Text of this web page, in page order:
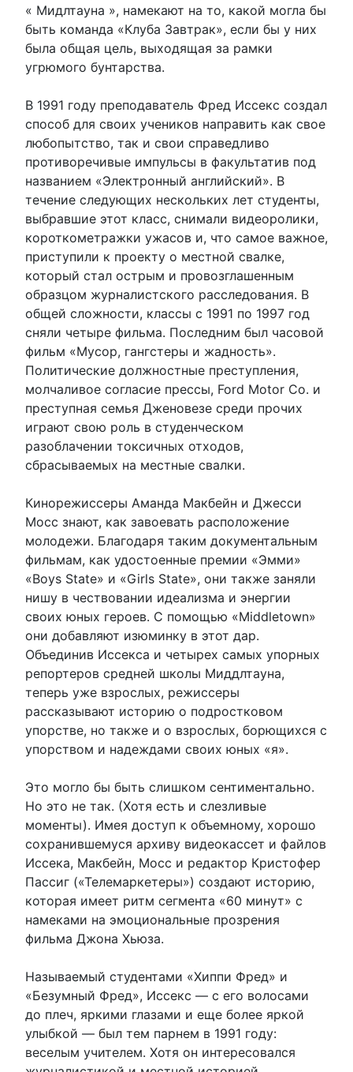
« Мидлтауна », намекают на то, какой могла бы
быть команда «Клуба Завтрак», если бы у них
была общая цель, выходящая за рамки
угрюмого бунтарства.
В 1991 году преподаватель Фред Иссекс создал
способ для своих учеников направить как свое
любопытство, так и свои справедливо
противоречивые импульсы в факультатив под
названием «Электронный английский». В
течение следующих нескольких лет студенты,
выбравшие этот класс, снимали видеоролики,
короткометражки ужасов и, что самое важное,
приступили к проекту о местной свалке,
который стал острым и провозглашенным
образцом журналистского расследования. В
общей сложности, классы с 1991 по 1997 год
сняли четыре фильма. Последним был часовой
фильм «Мусор, гангстеры и жадность».
Политические должностные преступления,
молчаливое согласие прессы, Ford Motor Co. и
преступная семья Дженовезе среди прочих
играют свою роль в студенческом
разоблачении токсичных отходов,
сбрасываемых на местные свалки.
Кинорежиссеры Аманда Макбейн и Джесси
Мосс знают, как завоевать расположение
молодежи. Благодаря таким документальным
фильмам, как удостоенные премии «Эмми»
«Boys State» и «Girls State», они также заняли
нишу в чествовании идеализма и энергии
своих юных героев. С помощью «Middletown»
они добавляют изюминку в этот дар.
Объединив Иссекса и четырех самых упорных
репортеров средней школы Миддлтауна,
теперь уже взрослых, режиссеры
рассказывают историю о подростковом
упорстве, но также и о взрослых, борющихся с
упорством и надеждами своих юных «я».
Это могло бы быть слишком сентиментально.
Но это не так. (Хотя есть и слезливые
моменты). Имея доступ к объемному, хорошо
сохранившемуся архиву видеокассет и файлов
Иссека, Макбейн, Мосс и редактор Кристофер
Пассиг («Телемаркетеры») создают историю,
которая имеет ритм сегмента «60 минут» с
намеками на эмоциональные прозрения
фильма Джона Хьюза.
Называемый студентами «Хиппи Фред» и
«Безумный Фред», Иссекс — с его волосами
до плеч, яркими глазами и еще более яркой
улыбкой — был тем парнем в 1991 году:
веселым учителем. Хотя он интересовался